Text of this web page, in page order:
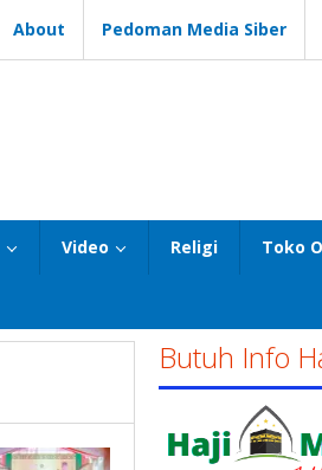
About Pedoman Media Siber
Video Religi Toko
Butuh Info